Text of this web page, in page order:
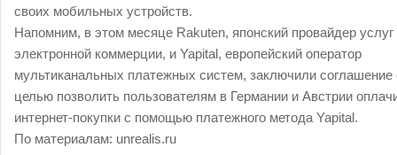
своих мобильных устройств.
Напомним, в этом месяце Rakuten, японский провайдер услуг
электронной коммерции, и Yapital, европейский оператор
мультиканальных платежных систем, заключили соглашение
целью позволить пользователям в Германии и Австрии
интернет-покупки с помощью платежного метода Yapital.
По материалам: unrealis.ru